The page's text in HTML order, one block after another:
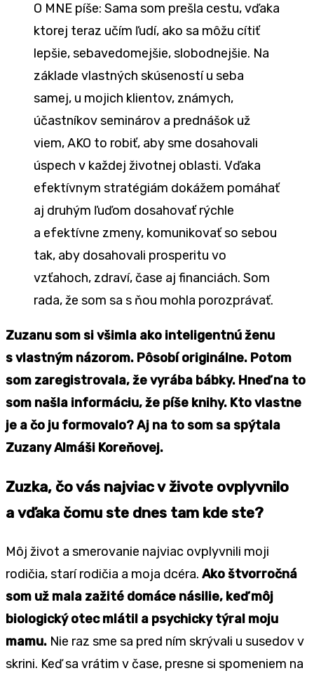
O MNE píše: Sama som prešla cestu, vďaka
ktorej teraz učím ľudí, ako sa môžu cítiť
lepšie, sebavedomejšie, slobodnejšie. Na
základe vlastných skúseností u seba
samej, u mojich klientov, známych,
účastníkov seminárov a prednášok už
viem, AKO to robiť, aby sme dosahovali
úspech v každej životnej oblasti. Vďaka
efektívnym stratégiám dokážem pomáhať
aj druhým ľuďom dosahovať rýchle
a efektívne zmeny, komunikovať so sebou
tak, aby dosahovali prosperitu vo
vzťahoch, zdraví, čase aj financiách. Som
rada, že som sa s ňou mohla porozprávať.
Zuzanu som si všimla ako inteligentnú ženu
s vlastným názorom. Pôsobí originálne. Potom
som zaregistrovala, že vyrába bábky. Hneď na to
som našla informáciu, že píše knihy. Kto vlastne
je a čo ju formovalo? Aj na to som sa spýtala
Zuzany Almáši Koreňovej.
Zuzka, čo vás najviac v živote ovplyvnilo
a vďaka čomu ste dnes tam kde ste?
Môj život a smerovanie najviac ovplyvnili moji
rodičia, starí rodičia a moja dcéra. Ako štvorročná
som už mala zažité domáce násilie, keď môj
biologický otec mlátil a psychicky týral moju
mamu. Nie raz sme sa pred ním skrývali u susedov v
skrini. Keď sa vrátim v čase, presne si spomeniem na